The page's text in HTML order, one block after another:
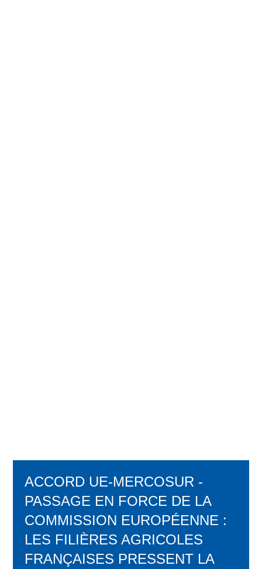
ACCORD UE-MERCOSUR -
PASSAGE EN FORCE DE LA
COMMISSION EUROPÉENNE :
LES FILIÈRES AGRICOLES
FRANÇAISES PRESSENT LA